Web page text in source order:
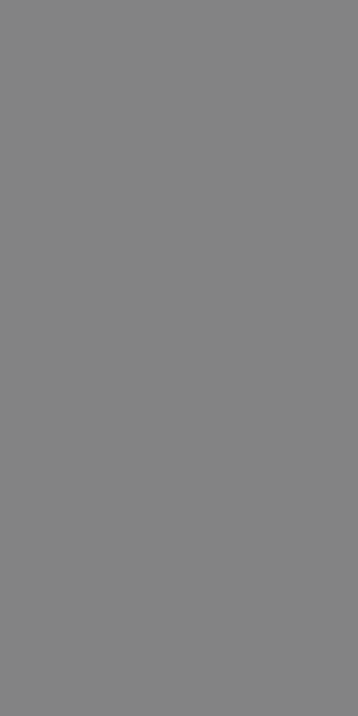
από το
με τον τρόπο
χρήστης
χρήστης πριν
λόγω ιστότοπο.
με διάφορες
ότι
τιμώνται σε
μεταξύ ανθρώπων
είναι επωφελές
προκειμένου να
σχετικά με
τους.
ανθρώπων
επωφελές
προκειμένου να
είναι
της
με
Cookie-
θυμάται τις
cookie
το
Script.com